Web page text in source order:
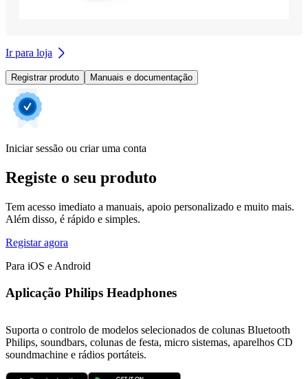
Ir para loja
Registrar produto Manuais e documentação
Iniciar sessão ou criar uma conta
Registe o seu produto
Tem acesso imediato a manuais, apoio personalizado e muito mais.
Além disso, é rápido e simples.
Registar agora
Para iOS e Android
Aplicação Philips Headphones
Suporta o controlo de modelos selecionados de colunas Bluetooth
Philips, soundbars, colunas de festa, micro sistemas, aparelhos CD
soundmachine e rádios portáteis.